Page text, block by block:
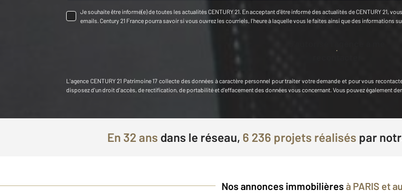
Je souhaite être informé(e) de toutes les actualités CENTURY 21. En acceptant d'être informé des actualités de CENTURY 21,
emails. Century 21 France pourra savoir si vous ouvrez les courriels, l'heure à laquelle vous le faites ainsi que des informations
L'agence CENTURY 21 Patrimoine 17 collecte des données à caractère personnel pour traiter votre demande et pour vous
disposez d'un droit d'accès, de rectification, de portabilité et d'effacement des données vous concernant. Vous pouvez également
En 32 ans dans le réseau, 6 236 projets réalisés par
Nos annonces immobilières à PARIS et